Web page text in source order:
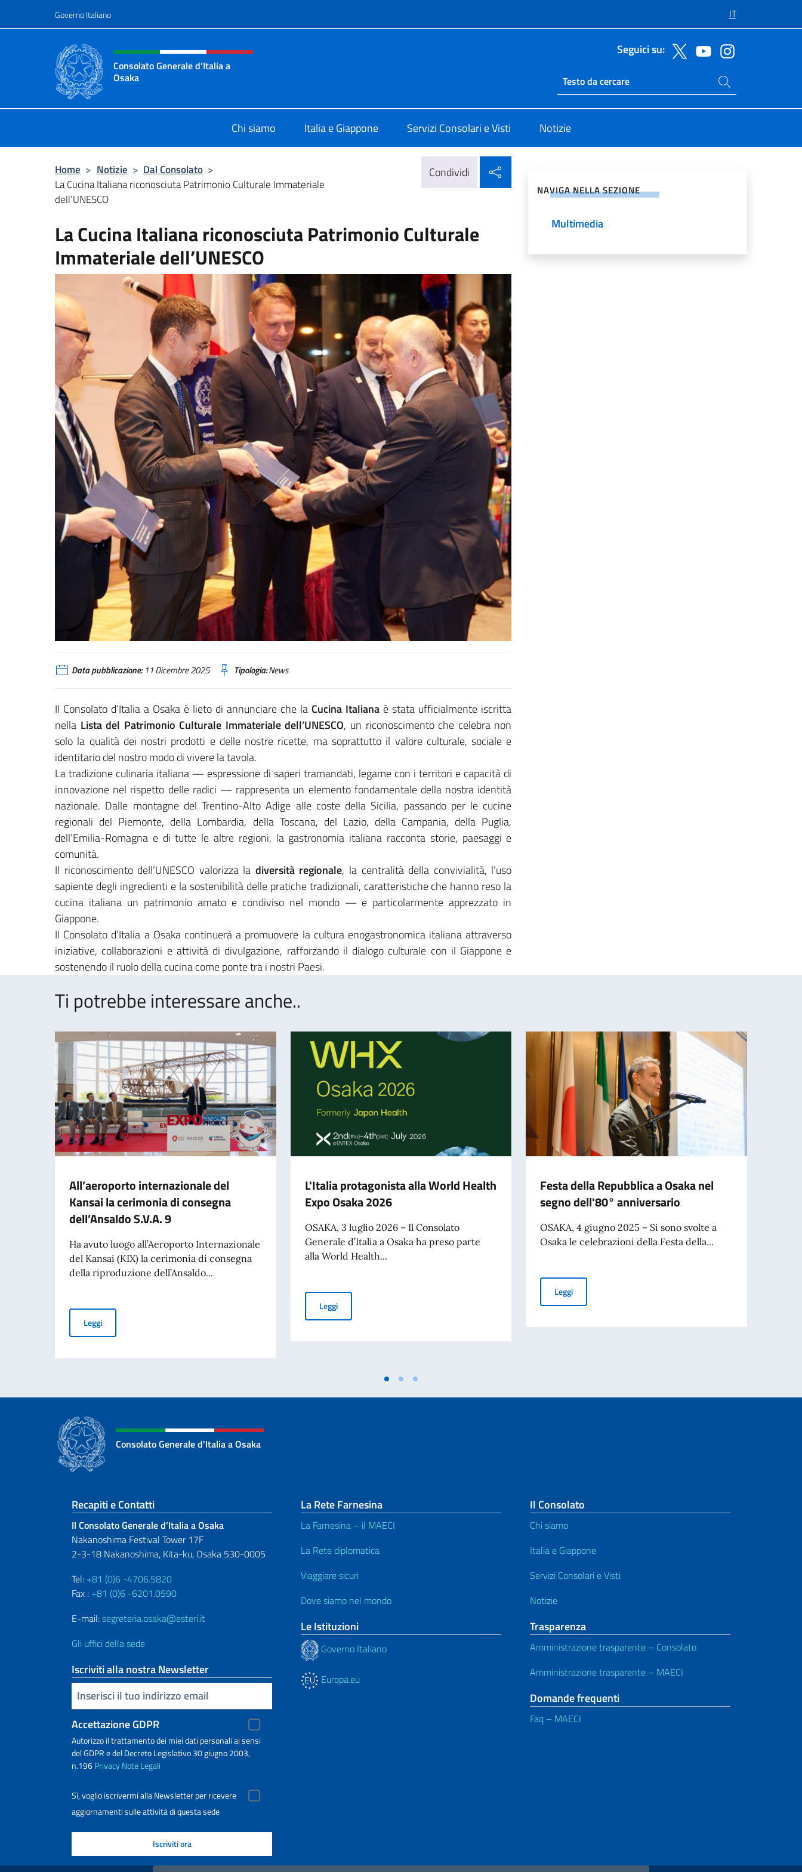
Governo Italiano IT
Intestazione sito, social e menù
Consolato Generale d'Italia a
Osaka
Seguici su:
Ricerca sito live
Cerca nel sito
Chi siamo Italia e Giappone Servizi Consolari e Visti Notizie
Home > Notizie > Dal Consolato >
La Cucina Italiana riconosciuta Patrimonio Culturale Immateriale
dell’UNESCO
Condividi
La Cucina Italiana riconosciuta Patrimonio Culturale
Immateriale dell’UNESCO
Data pubblicazione:11 Dicembre 2025 Tipologia:News
Il Consolato d’Italia a Osaka è lieto di annunciare che la Cucina Italiana è stata ufficialmente iscritta
nella Lista del Patrimonio Culturale Immateriale dell’UNESCO, un riconoscimento che celebra non
solo la qualità dei nostri prodotti e delle nostre ricette, ma soprattutto il valore culturale, sociale e
identitario del nostro modo di vivere la tavola.
La tradizione culinaria italiana — espressione di saperi tramandati, legame con i territori e capacità di
innovazione nel rispetto delle radici — rappresenta un elemento fondamentale della nostra identità
nazionale. Dalle montagne del Trentino-Alto Adige alle coste della Sicilia, passando per le cucine
regionali del Piemonte, della Lombardia, della Toscana, del Lazio, della Campania, della Puglia,
dell’Emilia-Romagna e di tutte le altre regioni, la gastronomia italiana racconta storie, paesaggi e
comunità.
Il riconoscimento dell’UNESCO valorizza la diversità regionale, la centralità della convivialità, l’uso
sapiente degli ingredienti e la sostenibilità delle pratiche tradizionali, caratteristiche che hanno reso la
cucina italiana un patrimonio amato e condiviso nel mondo — e particolarmente apprezzato in
Giappone.
Il Consolato d’Italia a Osaka continuerà a promuovere la cultura enogastronomica italiana attraverso
iniziative, collaborazioni e attività di divulgazione, rafforzando il dialogo culturale con il Giappone e
sostenendo il ruolo della cucina come ponte tra i nostri Paesi.
NAVIGA NELLA SEZIONE
Multimedia
Ti potrebbe interessare anche..
All’aeroporto internazionale del
Kansai la cerimonia di consegna
dell’Ansaldo S.V.A. 9
Ha avuto luogo all’Aeroporto Internazionale
del Kansai (KIX) la cerimonia di consegna
della riproduzione dell’Ansaldo...
LeggiAll’aeroporto internazionale del Kansai la cerimonia di consegna dell’Ansaldo S.V.A. 9
L'Italia protagonista alla World Health
Expo Osaka 2026
OSAKA, 3 luglio 2026 – Il Consolato
Generale d’Italia a Osaka ha preso parte
alla World Health...
LeggiL'Italia protagonista alla World Health Expo Osaka 2026
Festa della Repubblica a Osaka nel
segno dell'80° anniversario
OSAKA, 4 giugno 2025 – Si sono svolte a
Osaka le celebrazioni della Festa della...
LeggiFesta della Repubblica a Osaka nel segno dell'80° anniversario
Consolato Generale d'Italia a Osaka
Sezione footer
Recapiti e Contatti
Il Consolato Generale d’Italia a Osaka
Nakanoshima Festival Tower 17F
2-3-18 Nakanoshima, Kita-ku, Osaka 530-0005
Tel: +81 (0)6 -4706.5820
Fax : +81 (0)6 -6201.0590
E-mail:segreteria.osaka@esteri.it
Gli uffici della sede
Iscriviti alla nostra Newsletter
Inserisci la tua email
Accettazione GDPR
Autorizzo il trattamento dei miei dati personali ai sensi
del GDPR e del Decreto Legislativo 30 giugno 2003,
n.196PrivacyNote Legali
Sì, voglio iscrivermi alla Newsletter per ricevere
aggiornamenti sulle attività di questa sede
La Rete Farnesina
La Farnesina – il MAECI
La Rete diplomatica
Viaggiare sicuri
Dove siamo nel mondo
Le Istituzioni
Governo Italiano
Europa.eu
Il Consolato
Chi siamo
Italia e Giappone
Servizi Consolari e Visti
Notizie
Trasparenza
Amministrazione trasparente – Consolato
Amministrazione trasparente – MAECI
Domande frequenti
Faq – MAECI